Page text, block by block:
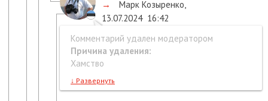
→
Марк Козыренко
13.07.2024 16:42
Комментарий удален модератором
Причина удаления:
Хамство
↓ Развернуть